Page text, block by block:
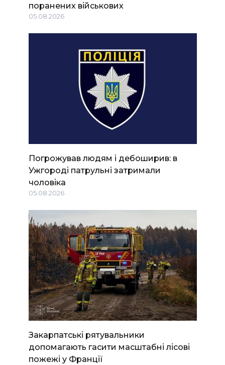
поранених військових
05.08.2026
Погрожував людям і дебоширив: в
Ужгороді патрульні затримали
чоловіка
05.08.2026
Закарпатські рятувальники
допомагають гасити масштабні лісові
пожежі у Франції